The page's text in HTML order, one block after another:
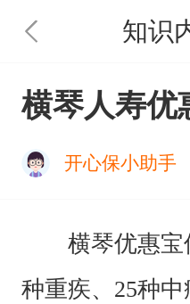
知识
横琴人寿优
开心保小助手
横琴优惠宝
种重疾、25种